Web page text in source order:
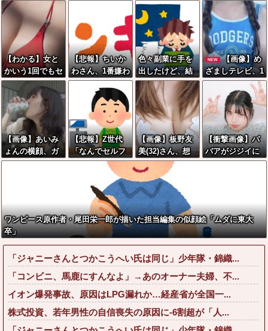
【わかる】女と
かいう1回でもセ
ックスしたらち
ょろい生物www
www
【悲報】ちいか
わさん、1番嫌わ
れていた…
色々副業に手を
出したけど、結
局残業するのが1
番稼げるな
NEW
【画像】め
ざましテレビ、1
5歳の生足を写し
た結果wwwww
【画像】あいみ
ょんの横顔、ガ
チでヌけると話
【悲報】Z世代
「なんでセルフ
レジなのに自分
で商品通さない
といけないん
【画像】板野友
美(32)さん、想
像以上にデカい
乳をしてしまう
www
【衝撃画像】バ
バアがジジイに
チェーンソ
w w w
ワンピース原作者・尾田栄一郎が描いた担当編集の似顔絵「ムダに東大
卒」
「ジャニーさんとつかこうへい氏は同じ」少年隊・錦織...
「コンビニ、馬鹿にすんなよ」→あのオーナー夫婦、不...
イオン爆発事故、原因はLPG漏れか…経産省が全国一...
株式投資、若年男性の自信喪失の原因に-6割超が「人...